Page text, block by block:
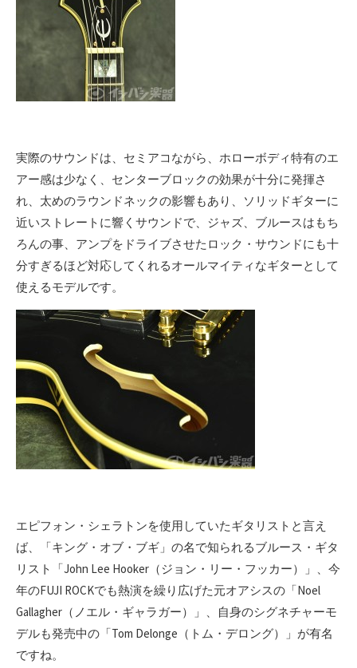
実際のサウンドは、セミアコながら、ホローボディ特有のエ
アー感は少なく、センターブロックの効果が十分に発揮さ
れ、太めのラウンドネックの影響もあり、ソリッドギターに
近いストレートに響くサウンドで、ジャズ、ブルースはもち
ろんの事、アンプをドライブさせたロック・サウンドにも十
分すぎるほど対応してくれるオールマイティなギターとして
使えるモデルです。
エピフォン・シェラトンを使用していたギタリストと言え
ば、「キング・オブ・ブギ」の名で知られるブルース・ギタ
リスト「John Lee Hooker（ジョン・リー・フッカー）」、今
年のFUJI ROCKでも熱演を繰り広げた元オアシスの「Noel
Gallagher（ノエル・ギャラガー）」、自身のシグネチャーモ
デルも発売中の「Tom Delonge（トム・デロング）」が有名
ですね。